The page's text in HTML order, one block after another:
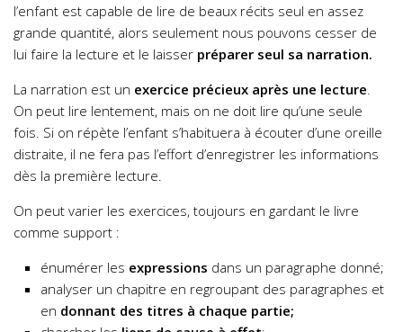
l’enfant est capable de lire de beaux récits seul en assez
grande quantité, alors seulement nous pouvons cesser de
lui faire la lecture et le laisser préparer seul sa narration.
La narration est un exercice précieux après une lecture.
On peut lire lentement, mais on ne doit lire qu’une seule
fois. Si on répète l’enfant s’habituera à écouter d’une oreille
distraite, il ne fera pas l’effort d’enregistrer les informations
dès la première lecture.
On peut varier les exercices, toujours en gardant le livre
comme support :
énumérer les expressions dans un paragraphe donné;
analyser un chapitre en regroupant des paragraphes et
en donnant des titres à chaque partie;